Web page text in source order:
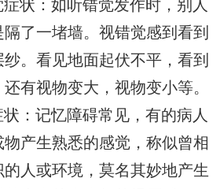
状：如听错觉发作时，别人
了一堵墙。视错觉感到看到
。看见地面起伏不平，看到
有视物变大，视物变小等。
状：记忆障碍常见，有的病人
产生熟悉的感觉，称似曾相
人或环境，莫名其妙地产生